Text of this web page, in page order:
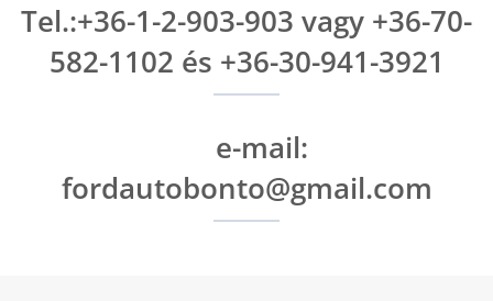
Tel.:+36-1-2-903-903 vagy +36-70-
582-1102 és +36-30-941-3921
e-mail:
fordautobonto@gmail.com